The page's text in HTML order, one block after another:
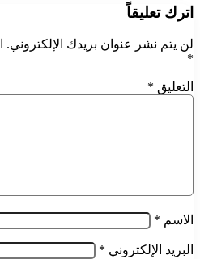
اترك تعليقاً
لن يتم نشر عنوان بريدك الإلكتروني.
*
التعليق *
الاسم *
البريد الإلكتروني *